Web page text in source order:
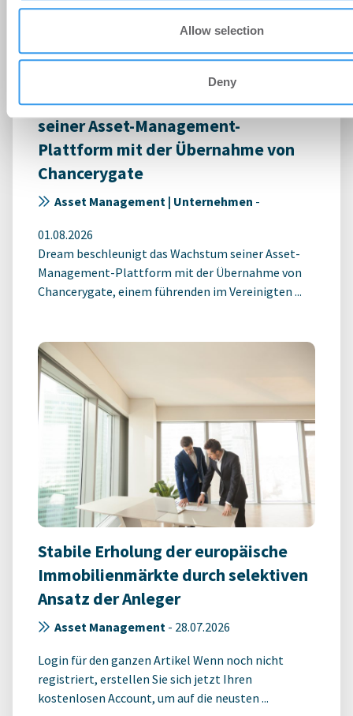
Allow selection
Deny
Dream beschleunigt das Wachstum
seiner Asset-Management-
Plattform mit der Übernahme von
Chancerygate
Asset Management | Unternehmen -
01.08.2026
Dream beschleunigt das Wachstum seiner Asset-
Management-Plattform mit der Übernahme von
Chancerygate, einem führenden im Vereinigten ...
Stabile Erholung der europäische
Immobilienmärkte durch selektiven
Ansatz der Anleger
Asset Management - 28.07.2026
Login für den ganzen Artikel Wenn noch nicht
registriert, erstellen Sie sich jetzt Ihren
kostenlosen Account, um auf die neusten ...